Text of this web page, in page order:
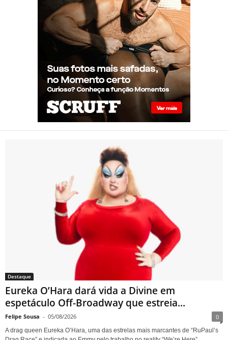
Presença de Shangela faz
estrelas de RuPaul’s Drag Race
abandonarem festa de
aniversário de Kennedy
Davenport
Divine em espetáculo Off-
Broadway que estreia em
Nova York sobre a trajetória
da lendária drag queen
Destaque
Eureka O’Hara dará vida a Divine em
espetáculo Off-Broadway que estreia...
Felipe Sousa - 05/08/2026 0
A drag queen Eureka O’Hara, uma das estrelas mais marcantes de “RuPaul’s